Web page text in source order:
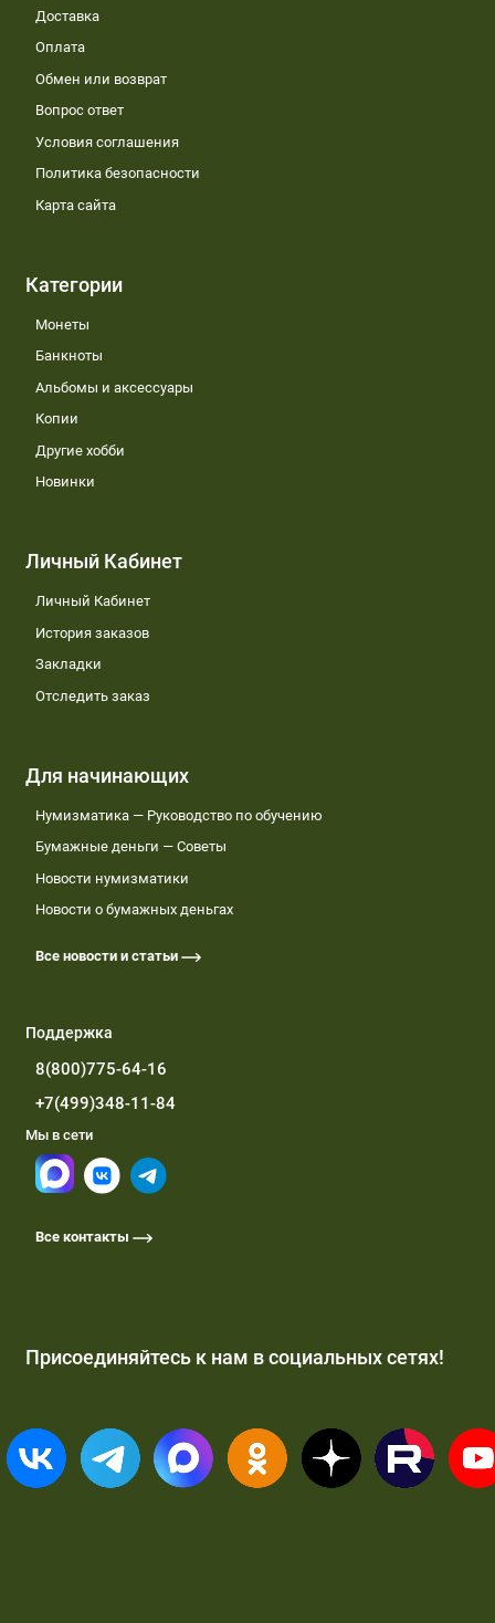
Доставка
Оплата
Обмен или возврат
Вопрос ответ
Условия соглашения
Политика безопасности
Карта сайта
Категории
Монеты
Банкноты
Альбомы и аксессуары
Копии
Другие хобби
Новинки
Личный Кабинет
Личный Кабинет
История заказов
Закладки
Отследить заказ
Для начинающих
Нумизматика — Руководство по обучению
Бумажные деньги — Советы
Новости нумизматики
Новости о бумажных деньгах
Все новости и статьи
Поддержка
8(800)775-64-16
+7(499)348-11-84
Мы в сети
Все контакты
Присоединяйтесь к нам в социальных сетях!